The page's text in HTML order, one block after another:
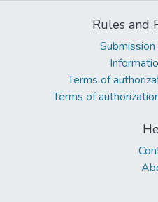
Rules and
Terms of
Terms of